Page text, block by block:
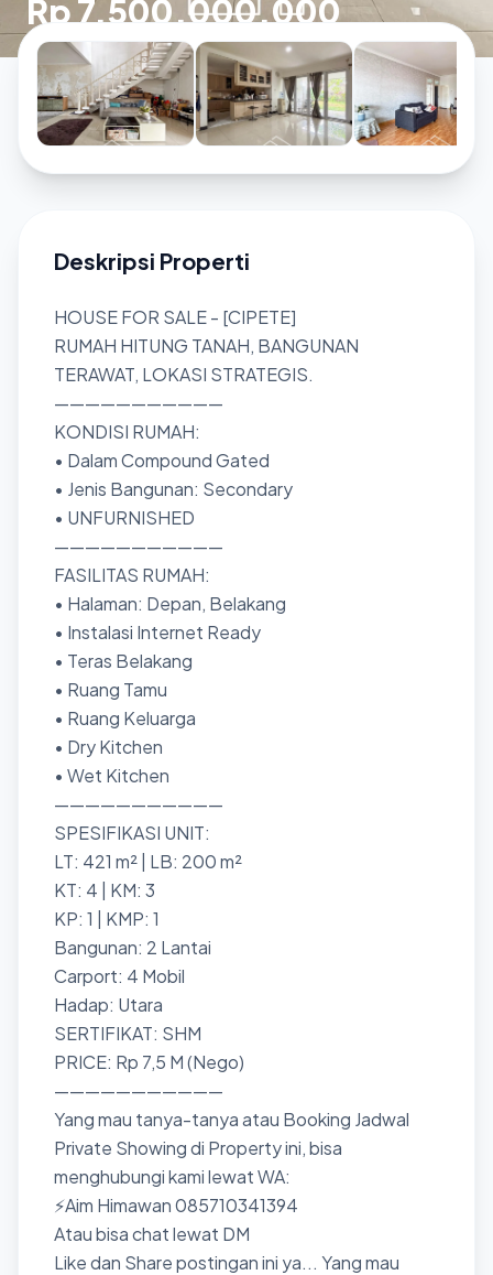
Rp 7.500.000.000
Deskripsi Properti
HOUSE FOR SALE - [CIPETE]
RUMAH HITUNG TANAH, BANGUNAN
TERAWAT, LOKASI STRATEGIS.
———————————
KONDISI RUMAH:
• Dalam Compound Gated
• Jenis Bangunan: Secondary
• UNFURNISHED
———————————
FASILITAS RUMAH:
• Halaman: Depan, Belakang
• Instalasi Internet Ready
• Teras Belakang
• Ruang Tamu
• Ruang Keluarga
• Dry Kitchen
• Wet Kitchen
———————————
SPESIFIKASI UNIT:
LT: 421 m² | LB: 200 m²
KT: 4 | KM: 3
KP: 1 | KMP: 1
Bangunan: 2 Lantai
Carport: 4 Mobil
Hadap: Utara
SERTIFIKAT: SHM
PRICE: Rp 7,5 M (Nego)
———————————
Yang mau tanya-tanya atau Booking Jadwal
Private Showing di Property ini, bisa
menghubungi kami lewat WA:
⚡Aim Himawan 085710341394
Atau bisa chat lewat DM
Like dan Share postingan ini ya... Yang mau